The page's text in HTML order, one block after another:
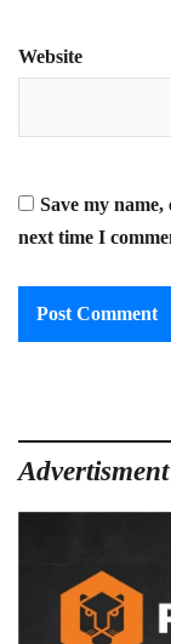
Website
Save my
next time I
Advertisment